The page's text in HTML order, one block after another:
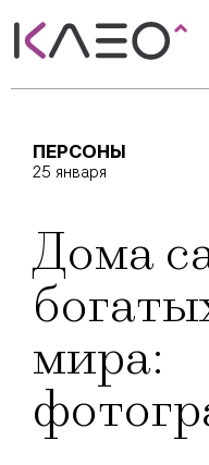
ПЕРСОНЫ
25 января
Дома
мира: